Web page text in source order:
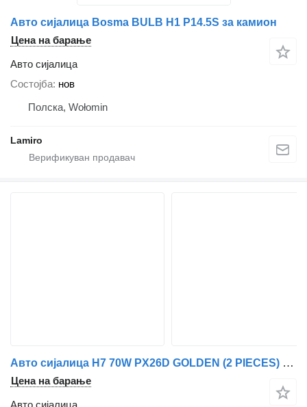
Авто сијалица Bosma BULB H1 P14.5S за камион
Цена на барање
Авто сијалица
Состојба нов
Полска, Wołomin
Lamiro
Авто сијалица H7 70W PX26D GOLDEN (2 PIECES) за камион
Цена на барање
Авто сијалица